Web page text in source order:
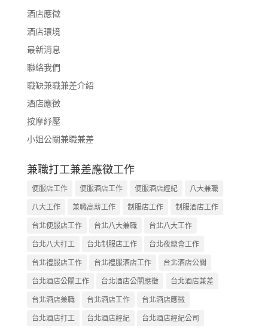
酒店應徵
酒店環境
最新消息
聯絡我們
職缺兼職兼差介紹
酒店應徵
按摩紓壓
小姐公關兼職兼差
兼職打工兼差應徵工作
便服店工作 便服酒店工作 便服酒店經紀
八大兼職
八大工作
兼職高薪工作 制服店工作
制服酒店工作
台北便服店工作
台北八大兼職
台北八大工作
台北八大打工
台北制服店工作
台北夜總會工作
台北禮服店工作
台北禮服酒店工作
台北酒店公關
台北酒店公關工作
台北酒店公關應徵
台北酒店兼差
台北酒店兼職
台北酒店工作
台北酒店應徵
台北酒店打工
台北酒店經紀
台北酒店經紀公司